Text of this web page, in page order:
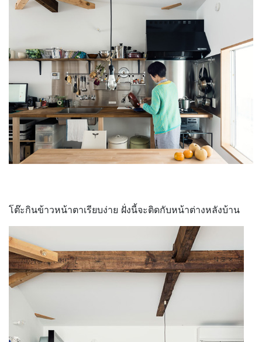
โต๊ะกินข้าวหน้าตาเรียบง่าย ฝั่งนี้จะติดกับหน้าต่างหลังบ้าน